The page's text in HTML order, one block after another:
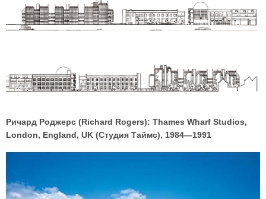
Ричард Роджерс (Richard Rogers): Thames Wharf Studios,
London, England, UK (Студия Таймс), 1984—1991